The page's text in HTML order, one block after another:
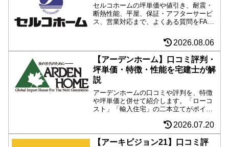
セルコホームの坪単価や値引き、耐震・
断熱性能、平屋、保証・アフターサービ
ス、営業対応まで、よくある質問をFAQ
ンアップも紹介し、セルコホームがどん
な人に向いているのか宅建士・FP2級の
視点から分かりやすくまとめています。
2026.08.06
【アーデンホーム】口コミ評判・
坪単価・特徴・性能を宅建士が解
説
アーデンホームの口コミや評判を、特徴
や坪単価と併せて紹介します。「ローコ
スト」「輸入住宅」の二本立てがポイン
や省エネ性を高めた商品もあり、可愛い
デザインと高性能の両立もできる要チェ
ックHMです。
2026.07.20
【アーキビジョン21】口コミ評